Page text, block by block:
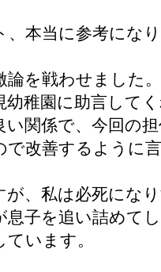
、本当に参考にな
論を戦わせました
幼稚園に助言して
い関係で、今回の
で改善するように
、私は必死にな
息子を追い詰めて
います。